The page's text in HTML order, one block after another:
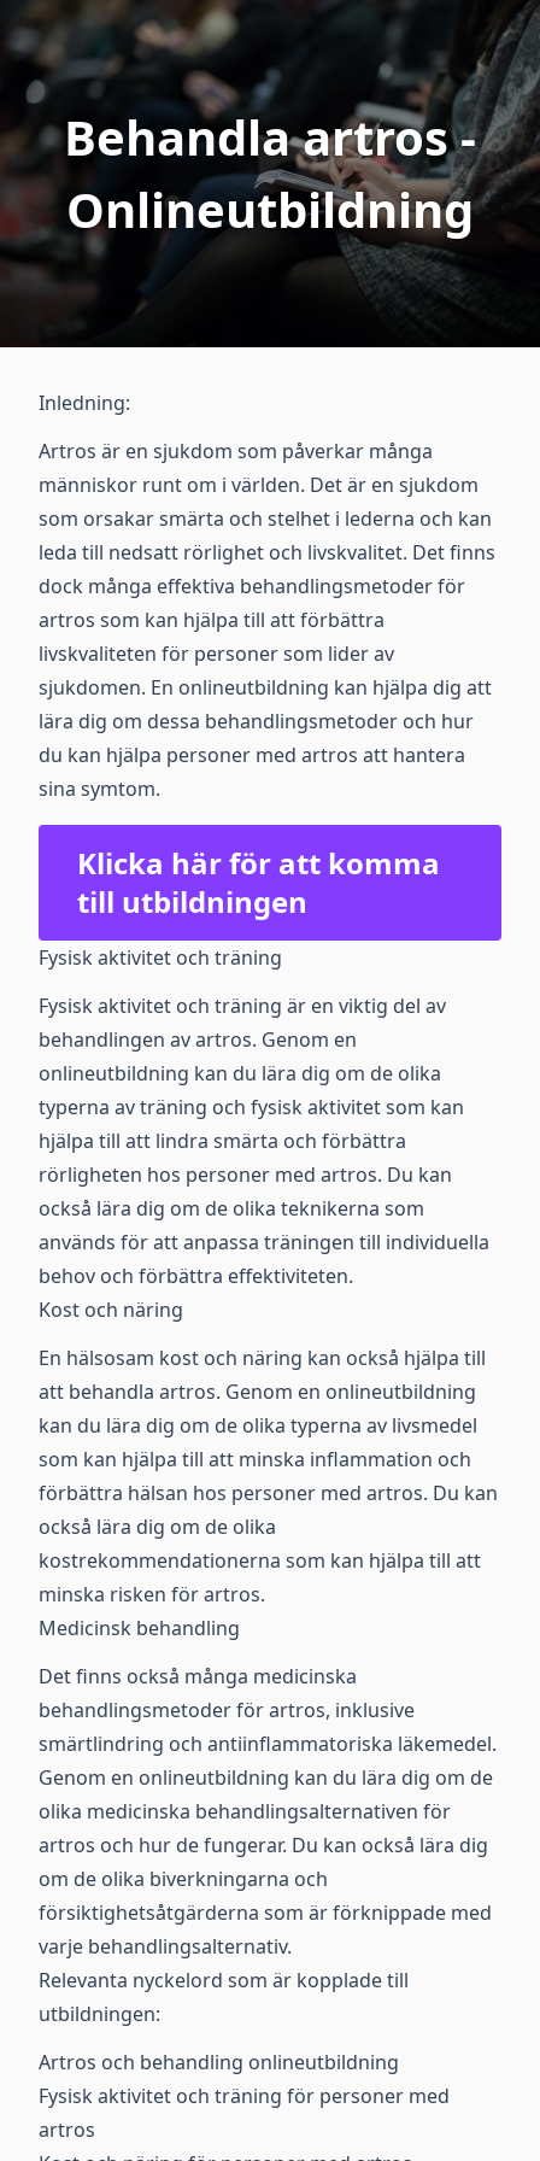
Behandla artros -
Onlineutbildning
Inledning:
Artros är en sjukdom som påverkar många
människor runt om i världen. Det är en sjukdom
som orsakar smärta och stelhet i lederna och kan
leda till nedsatt rörlighet och livskvalitet. Det finns
dock många effektiva behandlingsmetoder för
artros som kan hjälpa till att förbättra
livskvaliteten för personer som lider av
sjukdomen. En onlineutbildning kan hjälpa dig att
lära dig om dessa behandlingsmetoder och hur
du kan hjälpa personer med artros att hantera
sina symtom.
Klicka här för att komma
till utbildningen
Fysisk aktivitet och träning
Fysisk aktivitet och träning är en viktig del av
behandlingen av artros. Genom en
onlineutbildning kan du lära dig om de olika
typerna av träning och fysisk aktivitet som kan
hjälpa till att lindra smärta och förbättra
rörligheten hos personer med artros. Du kan
också lära dig om de olika teknikerna som
används för att anpassa träningen till individuella
behov och förbättra effektiviteten.
Kost och näring
En hälsosam kost och näring kan också hjälpa till
att behandla artros. Genom en onlineutbildning
kan du lära dig om de olika typerna av livsmedel
som kan hjälpa till att minska inflammation och
förbättra hälsan hos personer med artros. Du kan
också lära dig om de olika
kostrekommendationerna som kan hjälpa till att
minska risken för artros.
Medicinsk behandling
Det finns också många medicinska
behandlingsmetoder för artros, inklusive
smärtlindring och antiinflammatoriska läkemedel.
Genom en onlineutbildning kan du lära dig om de
olika medicinska behandlingsalternativen för
artros och hur de fungerar. Du kan också lära dig
om de olika biverkningarna och
försiktighetsåtgärderna som är förknippade med
varje behandlingsalternativ.
Relevanta nyckelord som är kopplade till
utbildningen:
Artros och behandling onlineutbildning
Fysisk aktivitet och träning för personer med
artros